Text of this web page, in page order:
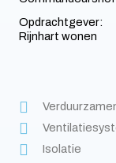
Opdrachtgever:
Rijnhart wonen
Isolatie